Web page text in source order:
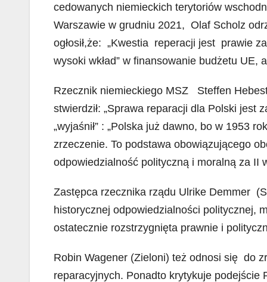
cedowanych niemieckich terytoriów
Warszawie w grudniu 2021, Olaf Scholz
ogłosił,że: „Kwestia reperacji jest prawie
wysoki wkład” w finansowanie budżetu UE,
Rzecznik niemieckiego MSZ Steffen
stwierdził: „Sprawa reparacji dla Polski jest
„wyjaśnił” : „Polska już dawno, bo w 1953
zrzeczenie. To podstawa obowiązującego
odpowiedzialność polityczną i moralną za II
Zastępca rzecznika rządu Ulrike Demmer
historycznej odpowiedzialności politycznej,
ostatecznie rozstrzygnięta prawnie i
Robin Wagener (Zieloni) też odnosi się do
reparacyjnych. Ponadto krytykuje podejście